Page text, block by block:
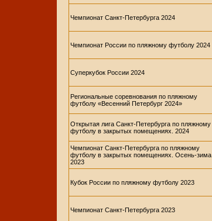
Чемпионат Санкт-Петербурга 2024
Чемпионат России по пляжному футболу 2024
Суперкубок России 2024
Региональные соревнования по пляжному
футболу «Весенний Петербург 2024»
Открытая лига Санкт-Петербурга по пляжному
футболу в закрытых помещениях. 2024
Чемпионат Санкт-Петербурга по пляжному
футболу в закрытых помещениях. Осень-зима
2023
Кубок России по пляжному футболу 2023
Чемпионат Санкт-Петербурга 2023